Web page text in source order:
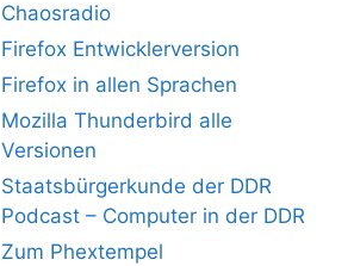
Chaosradio
Firefox Entwicklerversion
Firefox in allen Sprachen
Mozilla Thunderbird alle
Versionen
Staatsbürgerkunde der DDR
Podcast – Computer in der DDR
Zum Phextempel